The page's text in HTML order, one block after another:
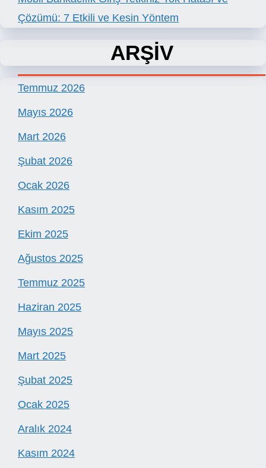
Çözümü: 7 Etkili ve Kesin Yöntem
ARŞİV
Temmuz 2026
Mayıs 2026
Mart 2026
Şubat 2026
Ocak 2026
Kasım 2025
Ekim 2025
Ağustos 2025
Temmuz 2025
Haziran 2025
Mayıs 2025
Mart 2025
Şubat 2025
Ocak 2025
Aralık 2024
Kasım 2024